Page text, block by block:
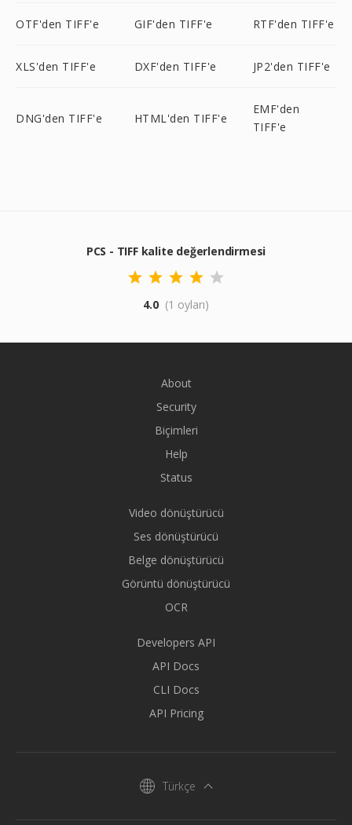
OTF'den TIFF'e GIF'den TIFF'e RTF'den TIFF'e
XLS'den TIFF'e DXF'den TIFF'e JP2'den TIFF'e
DNG'den TIFF'e HTML'den TIFF'e
EMF'den
TIFF'e
PCS - TIFF kalite değerlendirmesi
4.0 (1 oyları)
About
Security
Biçimleri
Help
Status
Video dönüştürücü
Ses dönüştürücü
Belge dönüştürücü
Görüntü dönüştürücü
OCR
Developers API
API Docs
CLI Docs
API Pricing
Türkçe